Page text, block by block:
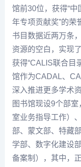
馆前30位，获得“中
年专项贡献奖”的荣
书目数据近两万条
资源的空白，实现
获得“CALIS联合目
馆作为CADAL、
深入推进更多学术
图书馆现设9个部
室业务指导工作）
部、蒙文部、特藏
学部、数字化建设
备案制），其中，